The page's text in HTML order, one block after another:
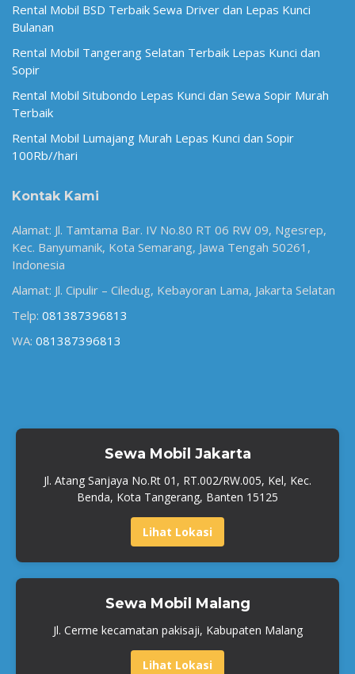
Rental Mobil BSD Terbaik Sewa Driver dan Lepas Kunci
Bulanan
Rental Mobil Tangerang Selatan Terbaik Lepas Kunci dan
Sopir
Rental Mobil Situbondo Lepas Kunci dan Sewa Sopir Murah
Terbaik
Rental Mobil Lumajang Murah Lepas Kunci dan Sopir
100Rb//hari
Kontak Kami
Alamat: Jl. Tamtama Bar. IV No.80 RT 06 RW 09, Ngesrep,
Kec. Banyumanik, Kota Semarang, Jawa Tengah 50261,
Indonesia
Alamat: Jl. Cipulir – Ciledug, Kebayoran Lama, Jakarta Selatan
Telp: 081387396813
WA: 081387396813
Sewa Mobil Jakarta
Jl. Atang Sanjaya No.Rt 01, RT.002/RW.005, Kel, Kec.
Benda, Kota Tangerang, Banten 15125
Lihat Lokasi
Sewa Mobil Malang
Jl. Cerme kecamatan pakisaji, Kabupaten Malang
Lihat Lokasi